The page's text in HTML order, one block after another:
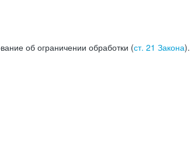
об ограничении обработки (ст. 21 Закона).